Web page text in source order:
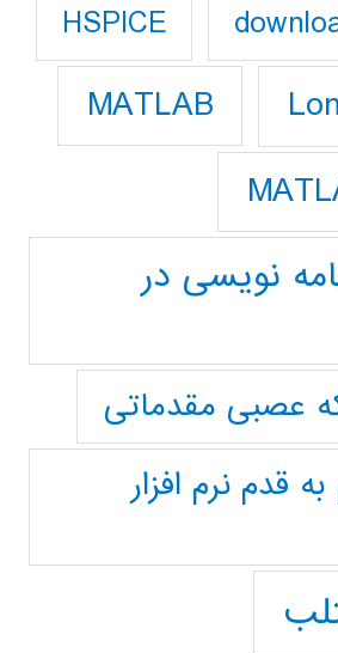
HSPICE
MATLAB
نویسی در
عصبی مقدماتی
قدم نرم افزار